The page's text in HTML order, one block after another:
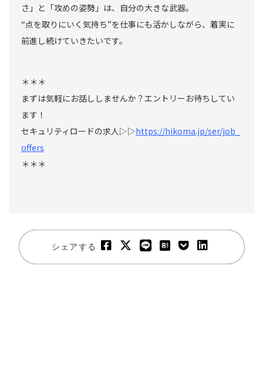
さ」と「攻めの姿勢」は、自分の大きな武器。
“点を取りにいく気持ち”を仕事にも活かしながら、着実に
前進し続けていきたいです。
＊＊＊
まずは気軽にお話ししませんか？エントリーお待ちしてい
ます！
セキュリティロードの求人▷▷https://hikoma.jp/ser/job_
offers
＊＊＊
シェアする